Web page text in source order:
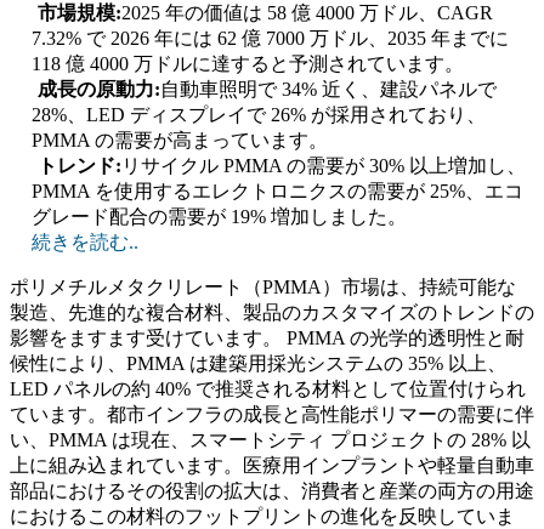
市場規模:2025 年の価値は 58 億 4000 万ドル、CAGR
7.32% で 2026 年には 62 億 7000 万ドル、2035 年までに
118 億 4000 万ドルに達すると予測されています。
成長の原動力:自動車照明で 34% 近く、建設パネルで
28%、LED ディスプレイで 26% が採用されており、
PMMA の需要が高まっています。
トレンド: リサイクル PMMA の需要が 30% 以上増加し、
PMMA を使用するエレクトロニクスの需要が 25%、エコ
グレード配合の需要が 19% 増加しました。
続きを読む..
ポリメチルメタクリレート（PMMA）市場は、持続可能な
製造、先進的な複合材料、製品のカスタマイズのトレンドの
影響をますます受けています。 PMMA の光学的透明性と耐
候性により、PMMA は建築用採光システムの 35% 以上、
LED パネルの約 40% で推奨される材料として位置付けられ
ています。都市インフラの成長と高性能ポリマーの需要に伴
い、PMMA は現在、スマートシティ プロジェクトの 28% 以
上に組み込まれています。医療用インプラントや軽量自動車
部品におけるその役割の拡大は、消費者と産業の両方の用途
におけるこの材料のフットプリントの進化を反映していま